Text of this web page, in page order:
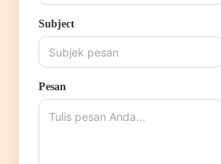
Subject
Pesan